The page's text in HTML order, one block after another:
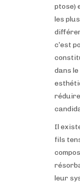
ptose)
les
c’est
dans le
réduire
Il
fils
leur